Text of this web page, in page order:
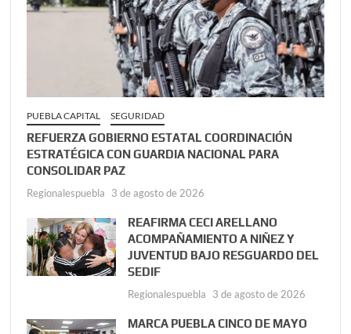
PUEBLA CAPITAL SEGURIDAD
REFUERZA GOBIERNO ESTATAL COORDINACIÓN
ESTRATÉGICA CON GUARDIA NACIONAL PARA
CONSOLIDAR PAZ
Regionalespuebla 3 de agosto de 2026
REAFIRMA CECI ARELLANO
ACOMPAÑAMIENTO A NIÑEZ Y
JUVENTUD BAJO RESGUARDO DEL
SEDIF
Regionalespuebla 3 de agosto de 2026
MARCA PUEBLA CINCO DE MAYO